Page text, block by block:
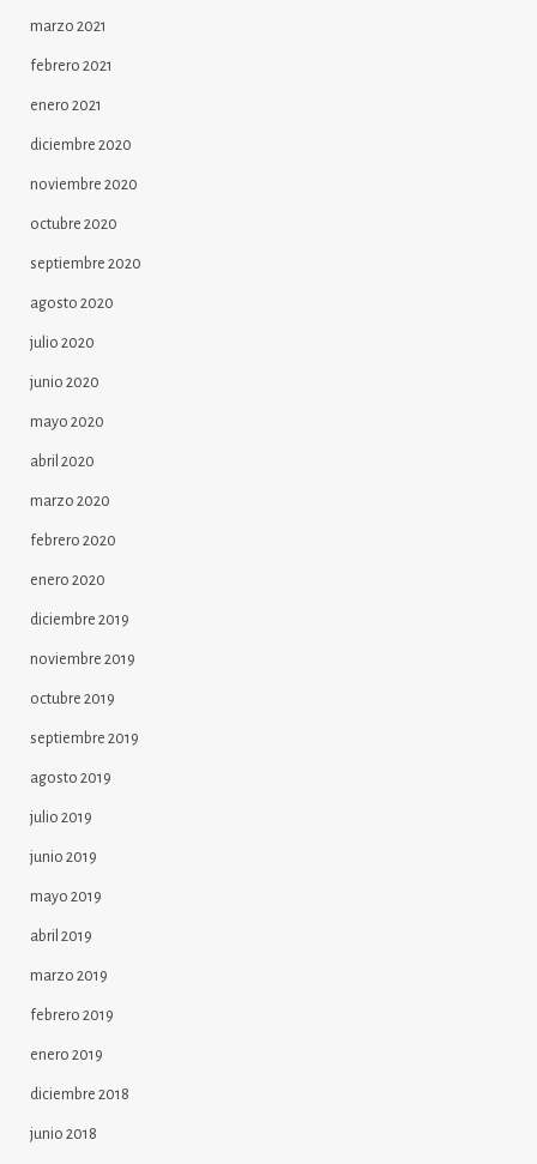
marzo 2021
febrero 2021
enero 2021
diciembre 2020
noviembre 2020
octubre 2020
septiembre 2020
agosto 2020
julio 2020
junio 2020
mayo 2020
abril 2020
marzo 2020
febrero 2020
enero 2020
diciembre 2019
noviembre 2019
octubre 2019
septiembre 2019
agosto 2019
julio 2019
junio 2019
mayo 2019
abril 2019
marzo 2019
febrero 2019
enero 2019
diciembre 2018
junio 2018